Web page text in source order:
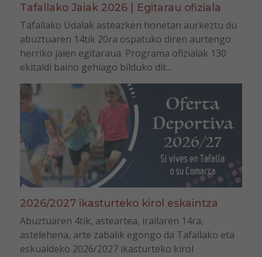
Tafallako Jaiak 2026 | Egitarau ofiziala
Tafallako Udalak asteazken honetan aurkeztu du
abuztuaren 14tik 20ra ospatuko diren aurtengo
herriko jaien egitaraua. Programa ofizialak 130
ekitaldi baino gehiago bilduko dit...
2026/2027 ikasturteko kirol eskaintza
Abuztuaren 4tik, asteartea, irailaren 14ra,
astelehena, arte zabalik egongo da Tafallako eta
eskualdeko 2026/2027 ikasturteko kirol